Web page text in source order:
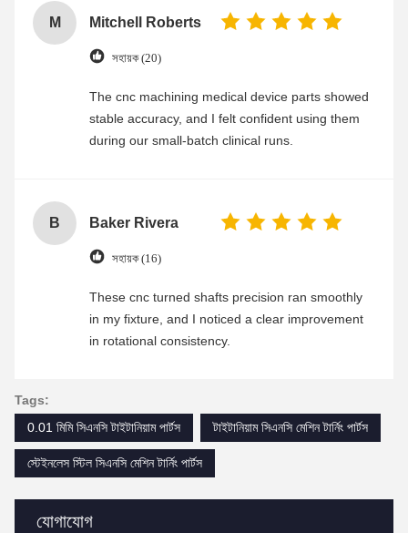
যোগাযোগ
M Mitchell Roberts
সহায়ক (20)
The cnc machining medical device parts showed
stable accuracy, and I felt confident using them
during our small-batch clinical runs.
B Baker Rivera
সহায়ক (16)
These cnc turned shafts precision ran smoothly
in my fixture, and I noticed a clear improvement
in rotational consistency.
Tags:
0.01 মিমি সিএনসি টাইটানিয়াম পার্টস
টাইটানিয়াম সিএনসি মেশিন টার্নিং পার্টস
স্টেইনলেস স্টিল সিএনসি মেশিন টার্নিং পার্টস